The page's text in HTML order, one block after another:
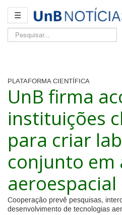
☰
Pesquisar...
PLATAFORMA CIENTÍFICA
UnB firma
instituições
para criar
conjunto em
aeroespacial
Cooperação prevê pesquisas,
desenvolvimento de tecnologias